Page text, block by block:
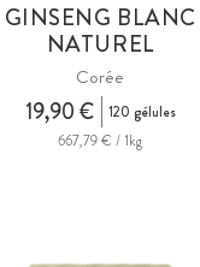
GINSENG BLANC
NATUREL
Corée
19,90 €
120 gélules
667,79 € / 1kg